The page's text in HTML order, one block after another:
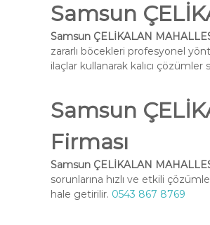
Samsun
Samsun ÇELİKALAN
zararlı böcekleri profesyonel
ilaçlar kullanarak kalıcı çözümler
Samsun
Firması
Samsun ÇELİKALAN
sorunlarına hızlı ve etkili
hale getirilir. 0543 867 8769